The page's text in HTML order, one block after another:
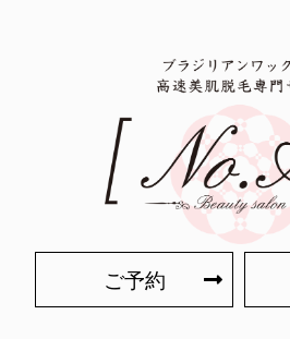
ご予約